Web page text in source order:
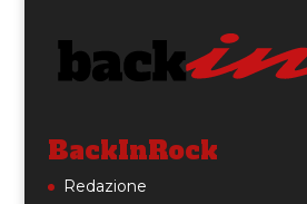
BackInRock
Redazione